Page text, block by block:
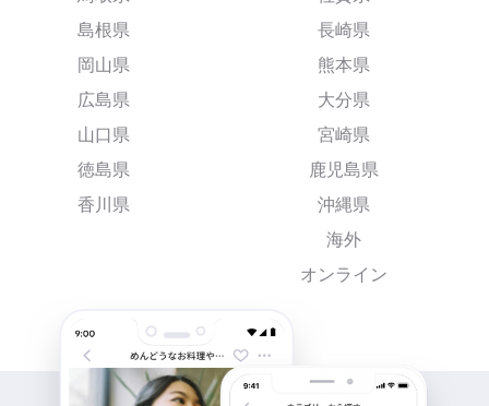
島根県
岡山県
広島県
山口県
徳島県
香川県
長崎県
熊本県
大分県
宮崎県
鹿児島県
沖縄県
海外
オンライン